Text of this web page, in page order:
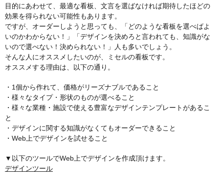
目的にあわせて、最適な看板、文言を選ばなければ期待したほどの
効果を得られない可能性もあります。
ですが、オーダーしようと思っても、「どのような看板を選べばよ
いのかわからない！」「デザインを決めろと言われても、知識がな
いので選べない！決められない！」人も多いでしょう。
そんな人にオススメしたいのが、ミセルの看板です。
オススメする理由は、以下の通り。
・1個から作れて、価格がリーズナブルであること
・様々なタイプ・形状のものが選べること
・様々な業種・施設で使える豊富なデザインテンプレートがあるこ
と
・デザインに関する知識がなくてもオーダーできること
・Web上でデザインを試せること
▼以下のツールでWeb上でデザインを作成頂けます。
デザインツール